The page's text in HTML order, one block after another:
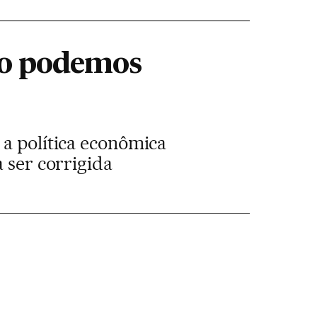
podemos
política econômica
ser corrigida